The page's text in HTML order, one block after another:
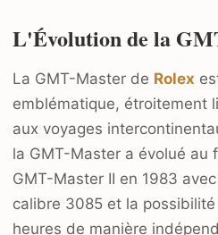
L'Évolution de la
La GMT-Master de Rolex
emblématique, étroitement
aux voyages
la GMT-Master a évolué au
GMT-Master II en 1983
calibre 3085 et la
heures de manière